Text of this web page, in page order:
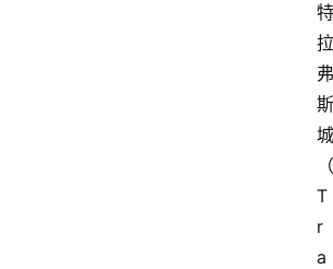
特
拉
弗
斯
城
（
T
r
a